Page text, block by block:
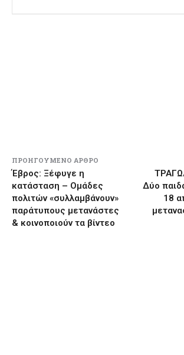
ΠΡΟΗΓΟΎΜΕΝΟ ΆΡΘΡΟ
Έβρος: Ξέφυγε η
κατάσταση – Ομάδες
πολιτών «συλλαμβάνουν»
παράτυπους μετανάστες
& κοινοποιούν τα βίντεο
Δύο
18